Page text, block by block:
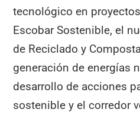
tecnológico en
Escobar Sostenible, el
de Reciclado y
generación de energías
desarrollo de acciones
sostenible y el corredor